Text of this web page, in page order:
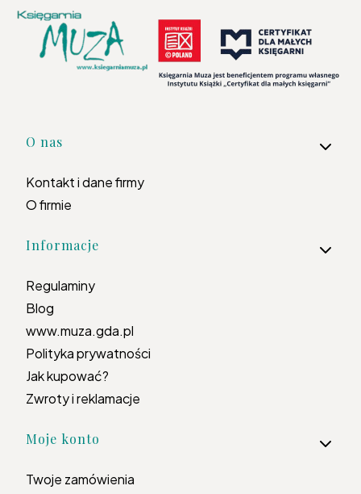
Linki w stopce
O nas
Kontakt i dane firmy
O firmie
Informacje
Regulaminy
Blog
www.muza.gda.pl
Polityka prywatności
Jak kupować?
Zwroty i reklamacje
Moje konto
Twoje zamówienia